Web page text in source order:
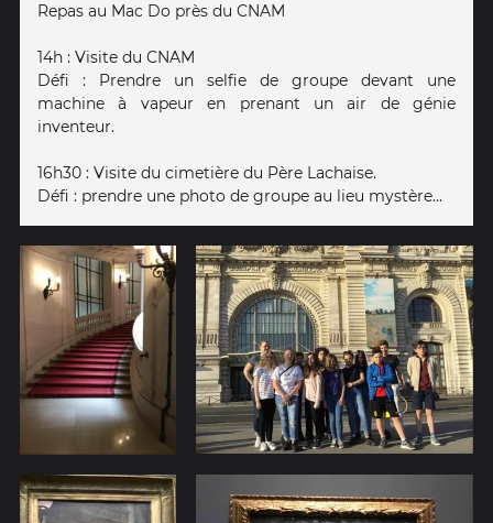
Repas au Mac Do près du CNAM
14h : Visite du CNAM
Défi : Prendre un selfie de groupe devant une
machine à vapeur en prenant un air de génie
inventeur.
16h30 : Visite du cimetière du Père Lachaise.
Défi : prendre une photo de groupe au lieu mystère...